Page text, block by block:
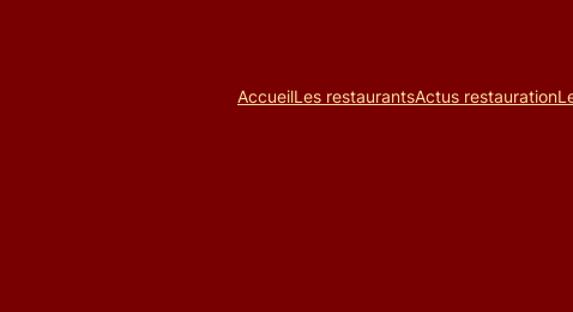
AccueilLes restaurantsActus restauration